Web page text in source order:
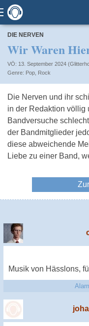
DIE NERVEN
Wir Waren
VÖ: 13. September 2024
Pop Rock
Die Nerven und ihr
in der Redaktion völlig
Bandversuche
der Bandmitglieder
diese abweichende
Liebe zu einer Band,
Musik von Hässlons,